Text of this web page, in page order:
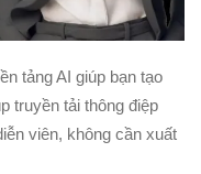
tảng AI giúp bạn tạo
truyền tải thông điệp
viên, không cần xuất